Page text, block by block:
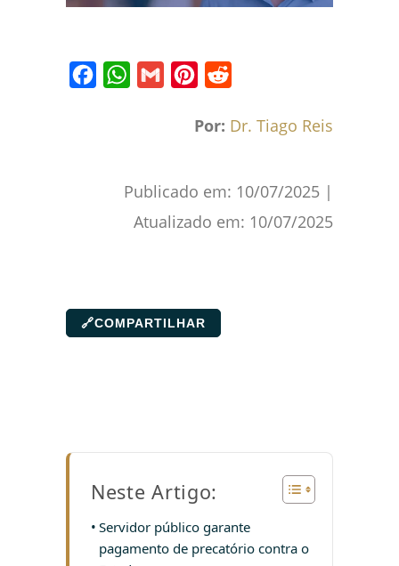
FacebookWhatsApp
Gmail Pinterest
Por: Dr. Tiago Reis
Publicado em: 10/07/2025 |
Atualizado em: 10/07/2025
🔗COMPARTILHAR
Neste Artigo:
Servidor público garante
pagamento de precatório contra o